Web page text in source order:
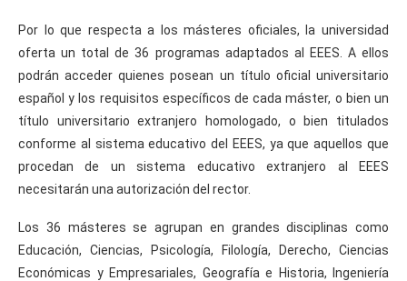
Por lo que respecta a los másteres oficiales, la universidad
oferta un total de 36 programas adaptados al EEES. A ellos
podrán acceder quienes posean un título oficial universitario
español y los requisitos específicos de cada máster, o bien un
título universitario extranjero homologado, o bien titulados
conforme al sistema educativo del EEES, ya que aquellos que
procedan de un sistema educativo extranjero al EEES
necesitarán una autorización del rector.
Los 36 másteres se agrupan en grandes disciplinas como
Educación, Ciencias, Psicología, Filología, Derecho, Ciencias
Económicas y Empresariales, Geografía e Historia, Ingeniería